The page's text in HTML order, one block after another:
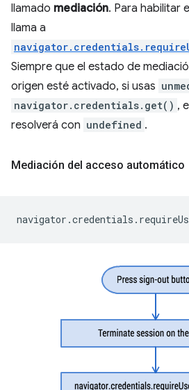
llamado mediación. Para habilitar
llama a
Siempre que el estado de
origen esté activado, si usas
navigator.credentials.get() ,
resolverá con undefined .
Mediación del acceso automático
navigator .credentials .